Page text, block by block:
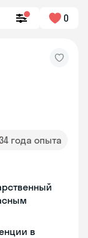
0
года опыта
в